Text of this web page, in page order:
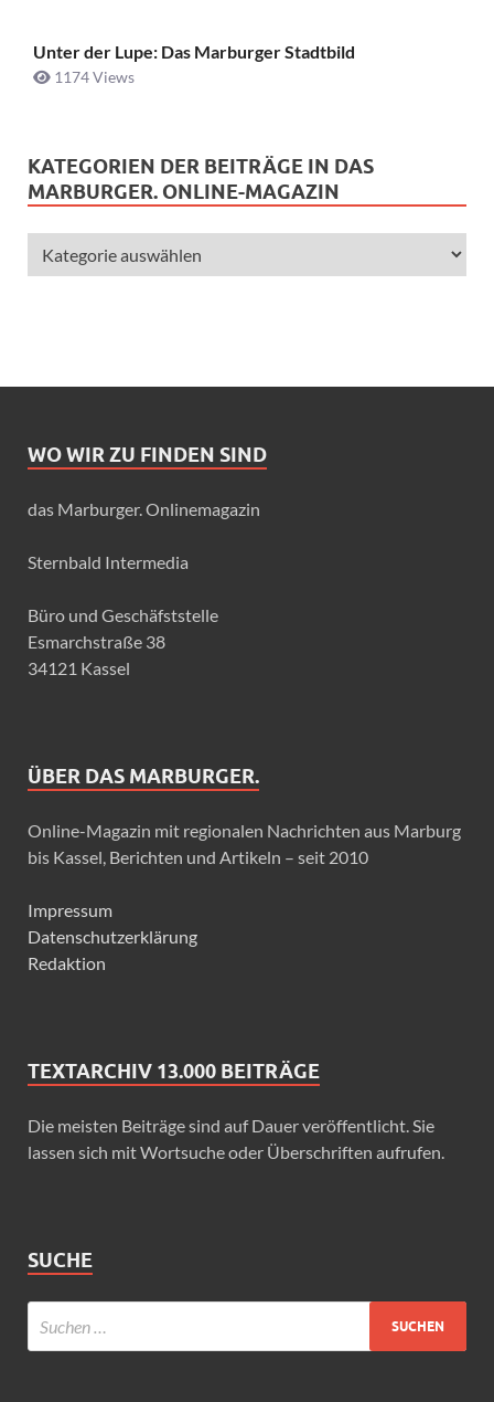
Unter der Lupe: Das Marburger Stadtbild
1174 Views
KATEGORIEN DER BEITRÄGE IN DAS
MARBURGER. ONLINE-MAGAZIN
WO WIR ZU FINDEN SIND
das Marburger. Onlinemagazin
Sternbald Intermedia
Büro und Geschäfststelle
Esmarchstraße 38
34121 Kassel
ÜBER DAS MARBURGER.
Online-Magazin mit regionalen Nachrichten aus Marburg
bis Kassel, Berichten und Artikeln – seit 2010
Impressum
Datenschutzerklärung
Redaktion
TEXTARCHIV 13.000 BEITRÄGE
Die meisten Beiträge sind auf Dauer veröffentlicht. Sie
lassen sich mit Wortsuche oder Überschriften aufrufen.
SUCHE